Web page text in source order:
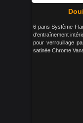
6 pans Système
d'entraînement
pour verrouillage
satinée Chrome